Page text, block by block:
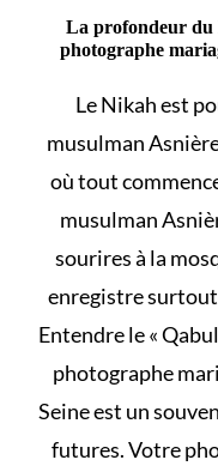
La profondeur du
photographe
LeNikahest
musulman
où tout
musulman
sourires à la
enregistre
Entendre le «
photographe
Seine est un
futures. Votre